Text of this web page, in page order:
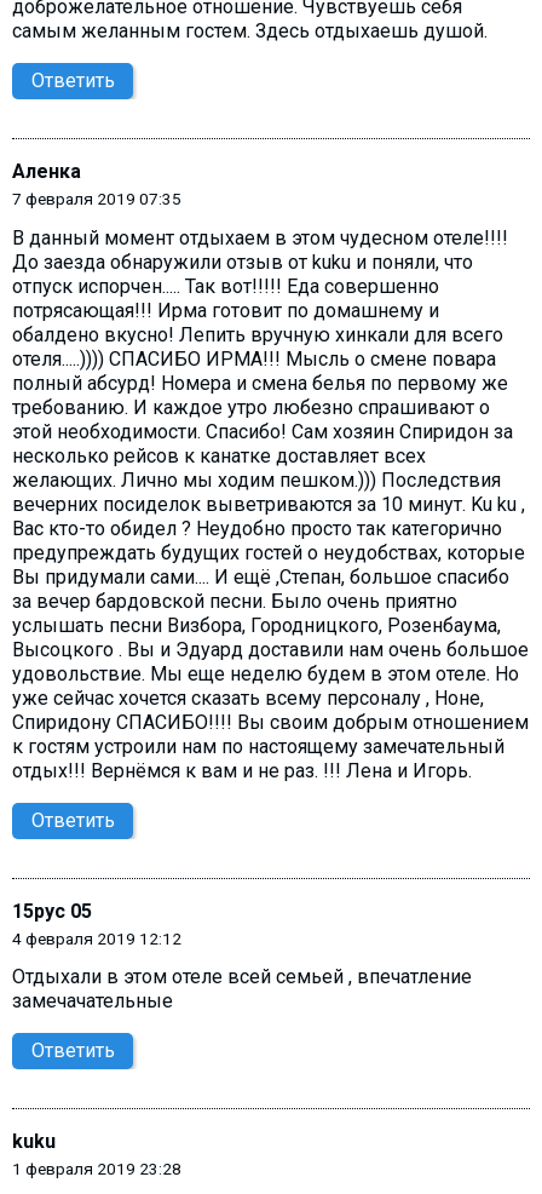
доброжелательное отношение. Чувствуешь себя
самым желанным гостем. Здесь отдыхаешь душой.
Ответить
Аленка
7 февраля 2019 07:35
В данный момент отдыхаем в этом чудесном отеле!!!!
До заезда обнаружили отзыв от kuku и поняли, что
отпуск испорчен..... Так вот!!!!! Еда совершенно
потрясающая!!! Ирма готовит по домашнему и
обалдено вкусно! Лепить вручную хинкали для всего
отеля.....)))) СПАСИБО ИРМА!!! Мысль о смене повара
полный абсурд! Номера и смена белья по первому же
требованию. И каждое утро любезно спрашивают о
этой необходимости. Спасибо! Сам хозяин Спиридон за
несколько рейсов к канатке доставляет всех
желающих. Лично мы ходим пешком.))) Последствия
вечерних посиделок выветриваются за 10 минут. Ku ku ,
Вас кто-то обидел ? Неудобно просто так категорично
предупреждать будущих гостей о неудобствах, которые
Вы придумали сами.... И ещё ,Степан, большое спасибо
за вечер бардовской песни. Было очень приятно
услышать песни Визбора, Городницкого, Розенбаума,
Высоцкого . Вы и Эдуард доставили нам очень большое
удовольствие. Мы еще неделю будем в этом отеле. Но
уже сейчас хочется сказать всему персоналу , Ноне,
Спиридону СПАСИБО!!!! Вы своим добрым отношением
к гостям устроили нам по настоящему замечательный
отдых!!! Вернёмся к вам и не раз. !!! Лена и Игорь.
Ответить
15рус 05
4 февраля 2019 12:12
Отдыхали в этом отеле всей семьей , впечатление
замечачательные
Ответить
kuku
1 февраля 2019 23:28